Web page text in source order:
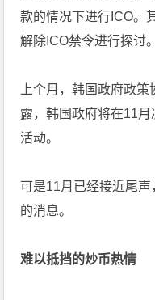
款的情况下进行ICO。
解除ICO禁令进行探讨。
上个月，韩国政府政
露，韩国政府将在11
活动。
可是11月已经接近尾
的消息。
难以抵挡的炒币热情